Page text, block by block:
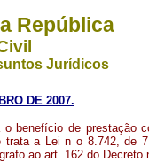
República
Jurídicos
DE 2007.
o benefício de prestação
trata a Lei n o 8.742, de
ao art. 162 do